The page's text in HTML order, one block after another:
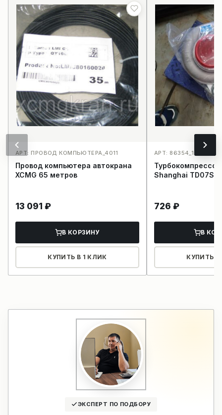
АРТ: ПРОВОД КОМПЬЮТЕРА_4011
Провод компьютера автокрана
XCMG 65 метров
13 091 ₽
В КОРЗИНУ
КУПИТЬ В 1 КЛИК
АРТ: 86354_1974
Shanghai TD07S/
726 ₽
В
КУПИТЬ В
ЭКСПЕРТ ПО ПОДБОРУ